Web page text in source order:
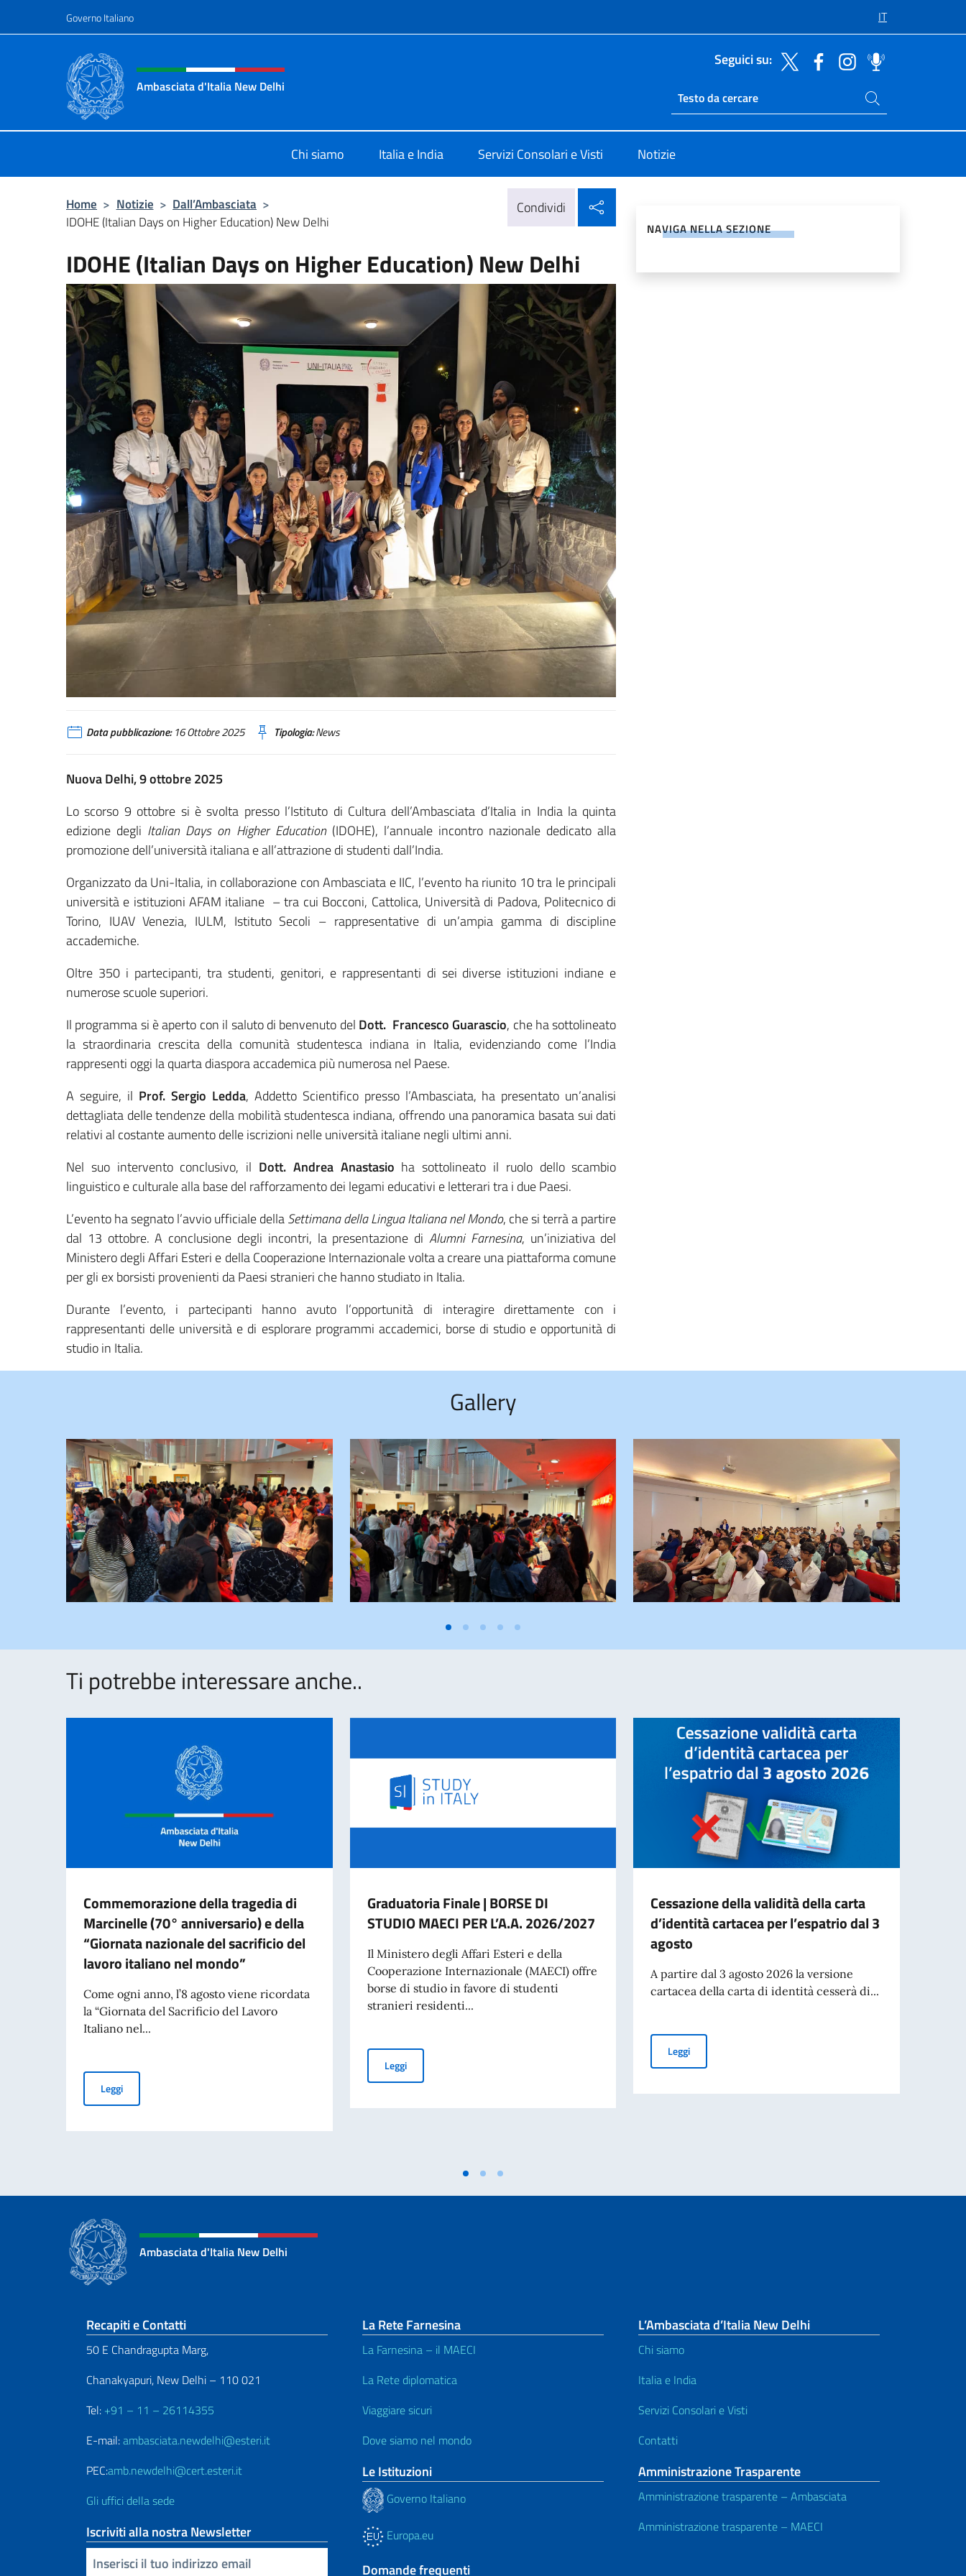
Governo Italiano IT
Intestazione sito, social e menù
Ambasciata d'Italia New Delhi
Seguici su:
Ricerca sito live
Cerca nel sito
Chi siamo Italia e India Servizi Consolari e Visti Notizie
Home > Notizie > Dall’Ambasciata >
IDOHE (Italian Days on Higher Education) New Delhi
Condividi
IDOHE (Italian Days on Higher Education) New Delhi
Data pubblicazione:16 Ottobre 2025 Tipologia:News
Nuova Delhi, 9 ottobre 2025
Lo scorso 9 ottobre si è svolta presso l’Istituto di Cultura dell’Ambasciata d’Italia in India la quinta
edizione degli Italian Days on Higher Education(IDOHE), l’annuale incontro nazionale dedicato alla
promozione dell’università italiana e all’attrazione di studenti dall’India.
Organizzato da Uni-Italia, in collaborazione con Ambasciata e IIC, l’evento ha riunito 10 tra le principali
università e istituzioni AFAM italiane – tra cui Bocconi, Cattolica, Università di Padova, Politecnico di
Torino, IUAV Venezia, IULM, Istituto Secoli – rappresentative di un’ampia gamma di discipline
accademiche.
Oltre 350 i partecipanti, tra studenti, genitori, e rappresentanti di sei diverse istituzioni indiane e
numerose scuole superiori.
Il programma si è aperto con il saluto di benvenuto del Dott. Francesco Guarascio, che ha sottolineato
la straordinaria crescita della comunità studentesca indiana in Italia, evidenziando come l’India
rappresenti oggi la quarta diaspora accademica più numerosa nel Paese.
A seguire, il Prof. Sergio Ledda, Addetto Scientifico presso l’Ambasciata, ha presentato un’analisi
dettagliata delle tendenze della mobilità studentesca indiana, offrendo una panoramica basata sui dati
relativi al costante aumento delle iscrizioni nelle università italiane negli ultimi anni.
Nel suo intervento conclusivo, il Dott. Andrea Anastasio ha sottolineato il ruolo dello scambio
linguistico e culturale alla base del rafforzamento dei legami educativi e letterari tra i due Paesi.
L’evento ha segnato l’avvio ufficiale dellaSettimana della Lingua Italiana nel Mondo, che si terrà a partire
dal 13 ottobre. A conclusione degli incontri, la presentazione di Alumni Farnesina, un’iniziativa del
Ministero degli Affari Esteri e della Cooperazione Internazionale volta a creare una piattaforma comune
per gli ex borsisti provenienti da Paesi stranieri che hanno studiato in Italia.
Durante l’evento, i partecipanti hanno avuto l’opportunità di interagire direttamente con i
rappresentanti delle università e di esplorare programmi accademici, borse di studio e opportunità di
studio in Italia.
NAVIGA NELLA SEZIONE
Gallery
Ti potrebbe interessare anche..
Commemorazione della tragedia di
Marcinelle (70° anniversario) e della
“Giornata nazionale del sacrificio del
lavoro italiano nel mondo”
Come ogni anno, l’8 agosto viene ricordata
la “Giornata del Sacrificio del Lavoro
Italiano nel...
LeggiCommemorazione della tragedia di Marcinelle (70° anniversario) e della “Giornata nazionale del sacrificio del lavoro italiano nel mondo”
Graduatoria Finale | BORSE DI
STUDIO MAECI PER L’A.A. 2026/2027
Il Ministero degli Affari Esteri e della
Cooperazione Internazionale (MAECI) offre
borse di studio in favore di studenti
stranieri residenti...
LeggiGraduatoria Finale | BORSE DI STUDIO MAECI PER L’A.A. 2026/2027
Cessazione della validità della carta
d’identità cartacea per l’espatrio dal 3
agosto
A partire dal 3 agosto 2026 la versione
cartacea della carta di identità cesserà di...
LeggiCessazione della validità della carta d’identità cartacea per
Ambasciata d'Italia New Delhi
Sezione footer
Recapiti e Contatti
50 E Chandragupta Marg,
Chanakyapuri, New Delhi – 110 021
Tel: +91 – 11 – 26114355
E-mail:ambasciata.newdelhi@esteri.it
PEC:amb.newdelhi@cert.esteri.it
Gli uffici della sede
Iscriviti alla nostra Newsletter
Inserisci la tua email
La Rete Farnesina
La Farnesina – il MAECI
La Rete diplomatica
Viaggiare sicuri
Dove siamo nel mondo
Le Istituzioni
Governo Italiano
Europa.eu
Domande frequenti
L’Ambasciata d’Italia New Delhi
Chi siamo
Italia e India
Servizi Consolari e Visti
Contatti
Amministrazione Trasparente
Amministrazione trasparente – Ambasciata
Amministrazione trasparente – MAECI